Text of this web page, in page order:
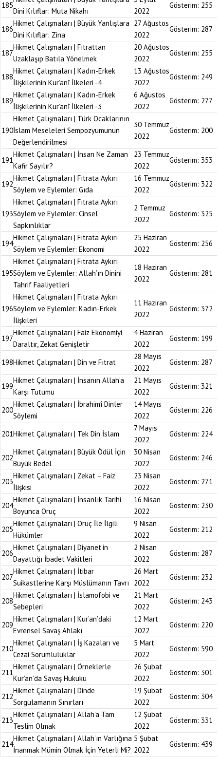
185
Dini Kılıflar: Muta Nikahı
2022
Gösterim: 255
186
Hikmet Çalışmaları | Büyük Yanlışlara
Dini Kılıflar: Zina
27 Ağustos
2022
Gösterim: 287
187
Hikmet Çalışmaları | Fıtrattan
Uzaklaşıp Batıla Yönelmek
20 Ağustos
2022
Gösterim: 255
188
Hikmet Çalışmaları | Kadın-Erkek
İlişkilerinin Kur’anî İlkeleri -4
13 Ağustos
2022
Gösterim: 249
189
Hikmet Çalışmaları | Kadın-Erkek
İlişkilerinin Kur’anî İlkeleri -3
6 Ağustos
2022
Gösterim: 277
190
Hikmet Çalışmaları | Türk Ocaklarının
İslam Meseleleri Sempozyumunun
Değerlendirilmesi
30 Temmuz
2022
Gösterim: 200
191
Hikmet Çalışmaları | İnsan Ne Zaman
Kafir Sayılır?
23 Temmuz
2022
Gösterim: 353
192
Hikmet Çalışmaları | Fıtrata Aykırı
Söylem ve Eylemler: Gıda
16 Temmuz
2022
Gösterim: 322
193
Hikmet Çalışmaları | Fıtrata Aykırı
Söylem ve Eylemler: Cinsel
Sapkınlıklar
2 Temmuz
2022
Gösterim: 325
194
Hikmet Çalışmaları | Fıtrata Aykırı
Söylem ve Eylemler: Ekonomi
25 Haziran
2022
Gösterim: 256
195
Hikmet Çalışmaları | Fıtrata Aykırı
Söylem ve Eylemler: Allah’ın Dinini
Tahrif Faaliyetleri
18 Haziran
2022
Gösterim: 281
196
Hikmet Çalışmaları | Fıtrata Aykırı
Söylem ve Eylemler: Kadın-Erkek
İlişkileri
11 Haziran
2022
Gösterim: 372
197
Hikmet Çalışmaları | Faiz Ekonomiyi
Daraltır, Zekat Genişletir
4 Haziran
2022
Gösterim: 199
198Hikmet Çalışmaları | Din ve Fıtrat
28 Mayıs
2022
Gösterim: 287
199
Hikmet Çalışmaları | İnsanın Allah’a
Karşı Tutumu
21 Mayıs
2022
Gösterim: 321
200
Hikmet Çalışmaları | İbrahimî Dinler
Söylemi
14 Mayıs
2022
Gösterim: 226
201Hikmet Çalışmaları | Tek Din İslam
7 Mayıs
2022
Gösterim: 224
202
Hikmet Çalışmaları | Büyük Ödül İçin
Büyük Bedel
30 Nisan
2022
Gösterim: 246
203
Hikmet Çalışmaları | Zekat – Faiz
İlişkisi
23 Nisan
2022
Gösterim: 271
204
Hikmet Çalışmaları | İnsanlık Tarihi
Boyunca Oruç
16 Nisan
2022
Gösterim: 230
205
Hikmet Çalışmaları | Oruç İle İlgili
Hükümler
9 Nisan
2022
Gösterim: 212
206
Hikmet Çalışmaları | Diyanet’in
Dayattığı İbadet Vakitleri
2 Nisan
2022
Gösterim: 287
207
Hikmet Çalışmaları | İtibar
Suikastlerine Karşı Müslümanın Tavrı
26 Mart
2022
Gösterim: 232
208
Hikmet Çalışmaları | İslamofobi ve
Sebepleri
21 Mart
2022
Gösterim: 243
209
Hikmet Çalışmaları | Kur’an’daki
Evrensel Savaş Ahlakı
12 Mart
2022
Gösterim: 220
210
Hikmet Çalışmaları | İş Kazaları ve
Cezai Sorumluluklar
5 Mart
2022
Gösterim: 590
211
Hikmet Çalışmaları | Örneklerle
Kur’an’da Savaş Hukuku
26 Şubat
2022
Gösterim: 301
212
Hikmet Çalışmaları | Dinde
Sorgulamanın Sınırları
19 Şubat
2022
Gösterim: 304
213
Hikmet Çalışmaları | Allah’a Tam
Teslim Olmak
12 Şubat
2022
Gösterim: 331
214
Hikmet Çalışmaları | Allah’ın Varlığına
İnanmak Mümin Olmak İçin Yeterli Mi?
5 Şubat
2022
Gösterim: 439